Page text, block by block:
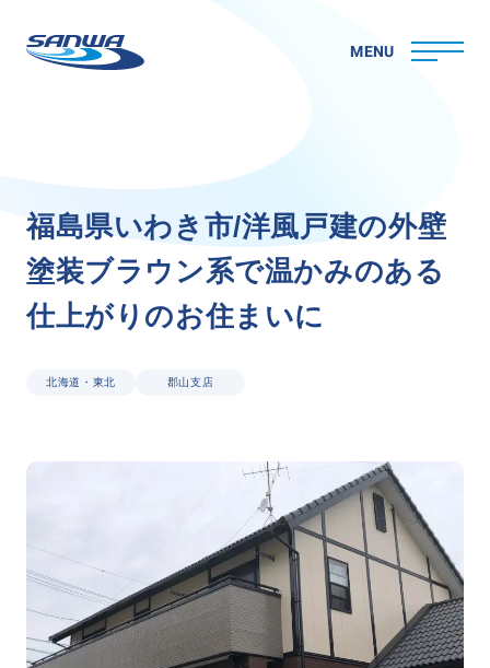
MENU
三和ペイントについて
理念
代表メッセージ
会社概要
取り組み
屋根塗装
いえもる
外壁のミカタ（塗り替え相談所）
住まい探しのミカタ
福島県いわ き 市/洋風 戸建の外壁
塗装ブラ ウ ン系で温かみのある
仕上がり のお住ま いに
北海道・東北 郡山支店